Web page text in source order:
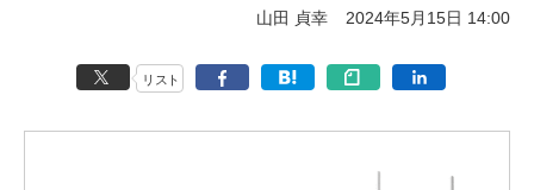
山田 貞幸 2024年5月15日 14:00
リスト